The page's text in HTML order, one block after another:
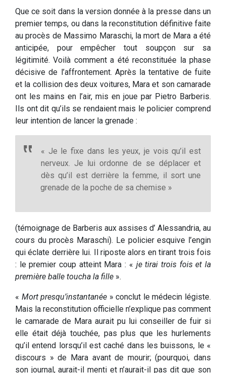
Que ce soit dans la version donnée à la presse dans un
premier temps, ou dans la reconstitution définitive faite
au procès de Massimo Maraschi, la mort de Mara a été
anticipée, pour empêcher tout soupçon sur sa
légitimité. Voilà comment a été reconstituée la phase
décisive de l’affrontement. Après la tentative de fuite
et la collision des deux voitures, Mara et son camarade
ont les mains en l’air, mis en joue par Pietro Barberis.
Ils ont dit qu’ils se rendaient mais le policier comprend
leur intention de lancer la grenade :
« Je le fixe dans les yeux, je vois qu’il est
nerveux. Je lui ordonne de se déplacer et
dès qu’il est derrière la femme, il sort une
grenade de la poche de sa chemise »
(témoignage de Barberis aux assises d’ Alessandria, au
cours du procès Maraschi). Le policier esquive l’engin
qui éclate derrière lui. Il riposte alors en tirant trois fois
: le premier coup atteint Mara : « je tirai trois fois et la
première balle toucha la fille ».
« Mort presqu’instantanée » conclut le médecin légiste.
Mais la reconstitution officielle n’explique pas comment
le camarade de Mara aurait pu lui conseiller de fuir si
elle était déjà touchée, pas plus que les hurlements
qu’il entend lorsqu’il est caché dans les buissons, le «
discours » de Mara avant de mourir; (pourquoi, dans
son journal, aurait-il menti et n’aurait-il pas dit que son